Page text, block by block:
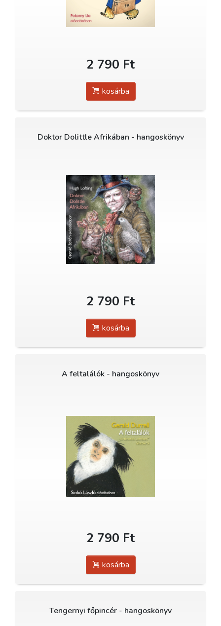
2 790 Ft
kosárba
Doktor Dolittle Afrikában - hangoskönyv
2 790 Ft
kosárba
A feltalálók - hangoskönyv
2 790 Ft
kosárba
Tengernyi főpincér - hangoskönyv